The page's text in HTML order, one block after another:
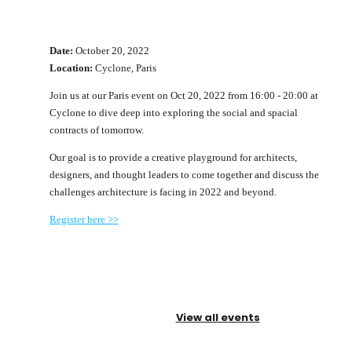
Date: October 20, 2022
Location: Cyclone, Paris
Join us at our Paris event on Oct 20, 2022 from 16:00 - 20:00 at
Cyclone to dive deep into exploring the social and spacial
contracts of tomorrow.
Our goal is to provide a creative playground for architects,
designers, and thought leaders to come together and discuss the
challenges architecture is facing in 2022 and beyond.
Register here >>
View all events